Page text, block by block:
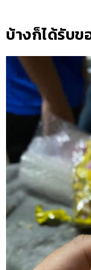
บ้างก็ได้รับ